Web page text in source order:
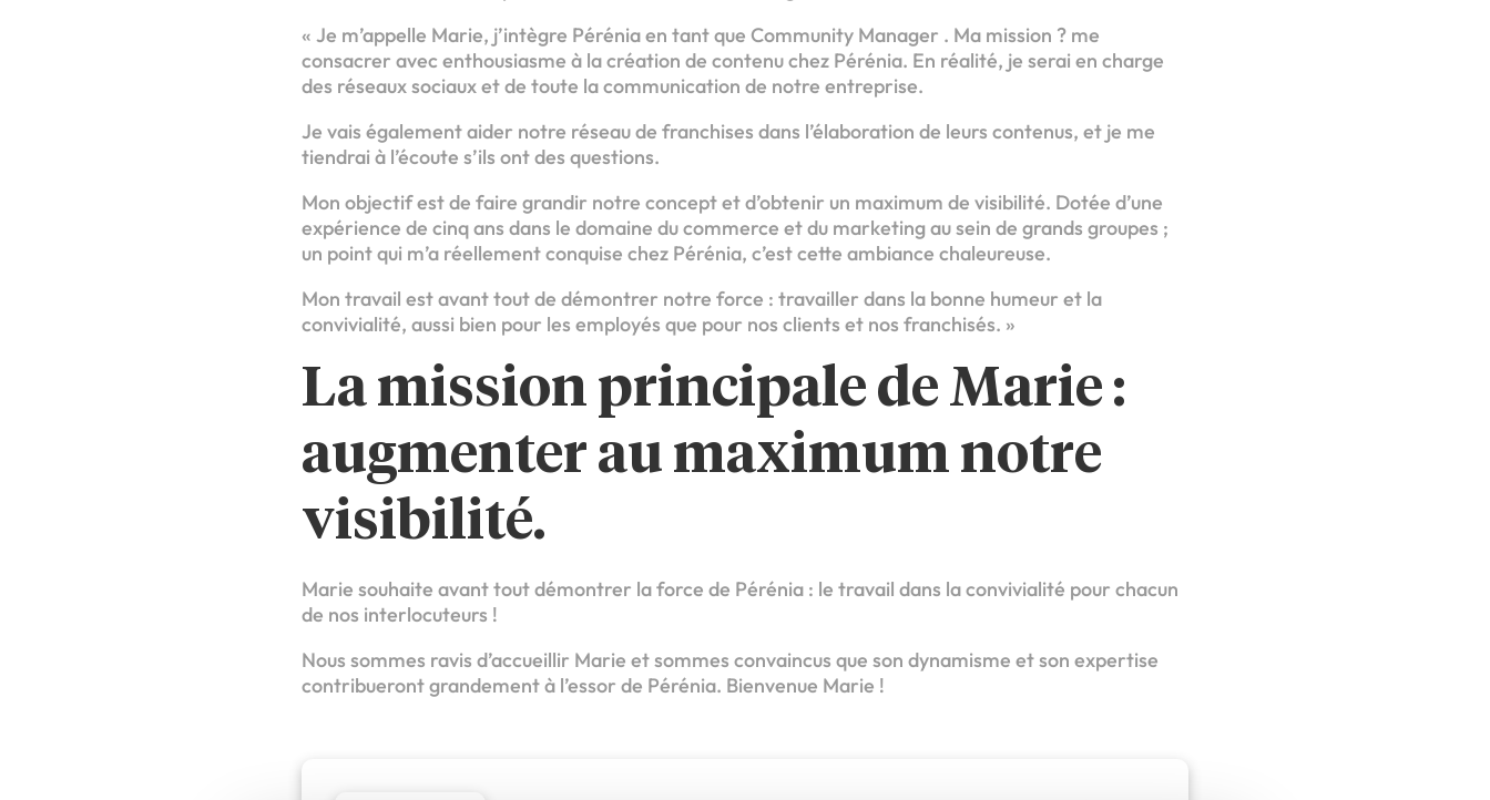
« Je m’appelle Marie, j’intègre Pérénia en tant que Community Manager . Ma mission ? me
consacrer avec enthousiasme à la création de contenu chez Pérénia. En réalité, je serai en charge
des réseaux sociaux et de toute la communication de notre entreprise.
Je vais également aider notre réseau de franchises dans l’élaboration de leurs contenus, et je me
tiendrai à l’écoute s’ils ont des questions.
Mon objectif est de faire grandir notre concept et d’obtenir un maximum de visibilité. Dotée d’une
expérience de cinq ans dans le domaine du commerce et du marketing au sein de grands groupes ;
un point qui m’a réellement conquise chez Pérénia, c’est cette ambiance chaleureuse.
Mon travail est avant tout de démontrer notre force : travailler dans la bonne humeur et la
convivialité, aussi bien pour les employés que pour nos clients et nos franchisés. »
La mission principale de Marie :
augmenter au maximum notre
visibilité.
Marie souhaite avant tout démontrer la force de Pérénia : le travail dans la convivialité pour chacun
de nos interlocuteurs !
Nous sommes ravis d’accueillir Marie et sommes convaincus que son dynamisme et son expertise
contribueront grandement à l’essor de Pérénia. Bienvenue Marie !